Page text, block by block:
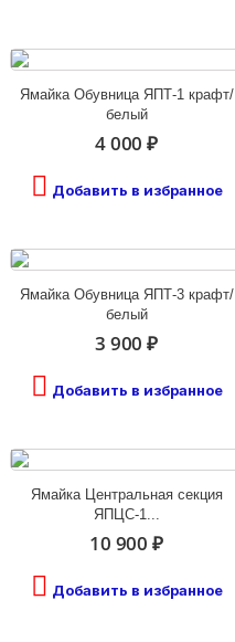
Ямайка Обувница ЯПТ-1 крафт/
белый
4 000 ₽
Добавить в избранное
Ямайка Обувница ЯПТ-3 крафт/
белый
3 900 ₽
Добавить в избранное
Ямайка Центральная секция
ЯПЦС-1...
10 900 ₽
Добавить в избранное